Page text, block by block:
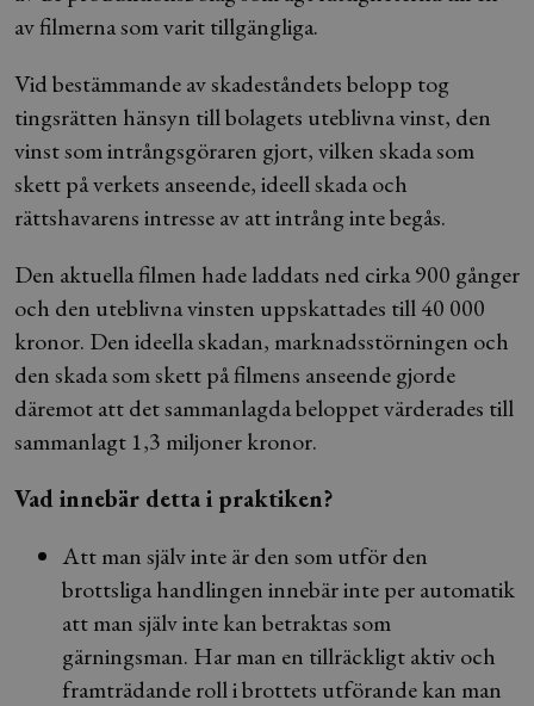
av filmerna som varit tillgängliga.
Vid bestämmande av skadeståndets belopp tog
tingsrätten hänsyn till bolagets uteblivna vinst, den
vinst som intrångsgöraren gjort, vilken skada som
skett på verkets anseende, ideell skada och
rättshavarens intresse av att intrång inte begås.
Den aktuella filmen hade laddats ned cirka 900 gånger
och den uteblivna vinsten uppskattades till 40 000
kronor. Den ideella skadan, marknadsstörningen och
den skada som skett på filmens anseende gjorde
däremot att det sammanlagda beloppet värderades till
sammanlagt 1,3 miljoner kronor.
Vad innebär detta i praktiken?
Att man själv inte är den som utför den
brottsliga handlingen innebär inte per automatik
att man själv inte kan betraktas som
gärningsman. Har man en tillräckligt aktiv och
framträdande roll i brottets utförande kan man